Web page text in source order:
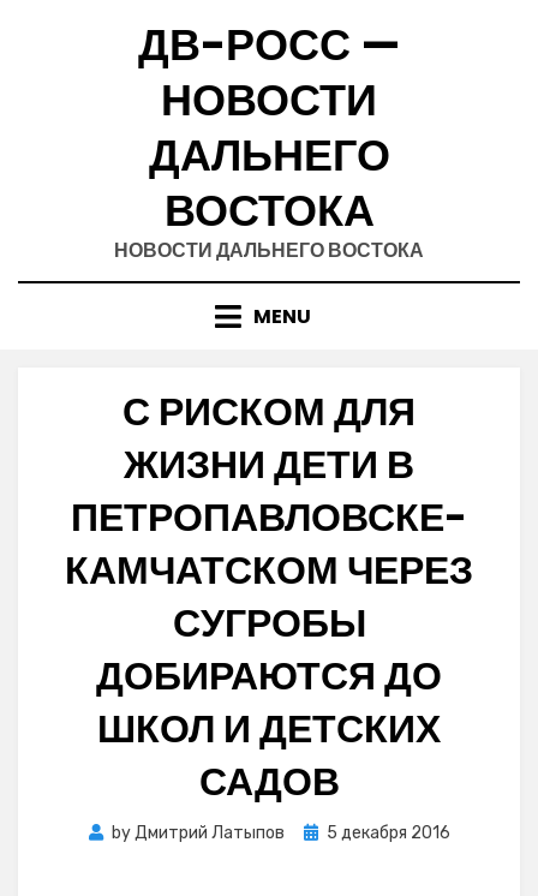
ДВ-РОСС —
НОВОСТИ
ДАЛЬНЕГО
ВОСТОКА
НОВОСТИ ДАЛЬНЕГО ВОСТОКА
MENU
С РИСКОМ ДЛЯ
ЖИЗНИ ДЕТИ В
ПЕТРОПАВЛОВСКЕ-
КАМЧАТСКОМ ЧЕРЕЗ
СУГРОБЫ
ДОБИРАЮТСЯ ДО
ШКОЛ И ДЕТСКИХ
САДОВ
byДмитрий Латыпов
Posted
5 декабря 2016